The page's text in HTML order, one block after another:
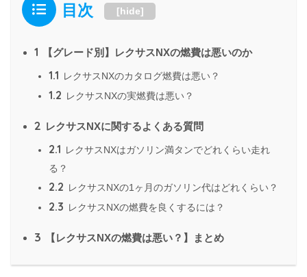
目次 [hide]
1 【グレード別】レクサスNXの燃費は悪いのか
1.1 レクサスNXのカタログ燃費は悪い？
1.2 レクサスNXの実燃費は悪い？
2 レクサスNXに関するよくある質問
2.1 レクサスNXはガソリン満タンでどれくらい走れ
る？
2.2 レクサスNXの1ヶ月のガソリン代はどれくらい？
2.3 レクサスNXの燃費を良くするには？
3 【レクサスNXの燃費は悪い？】まとめ